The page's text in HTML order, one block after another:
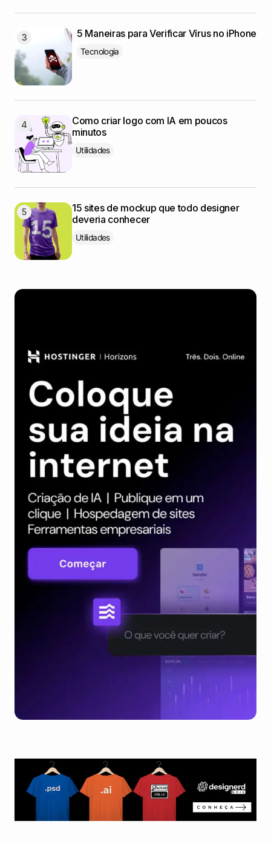
5 Maneiras para Verificar Vírus no iPhone
Tecnologia
Como criar logo com IA em poucos
minutos
Utilidades
15 sites de mockup que todo designer
deveria conhecer
Utilidades